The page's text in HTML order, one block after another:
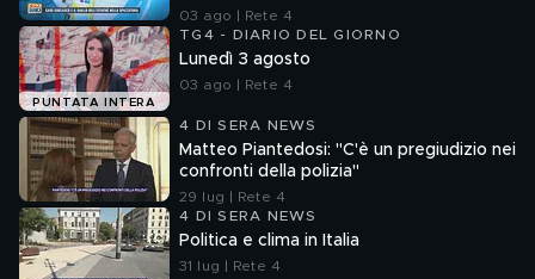
03 ago | Rete 4
PUNTATA INTERA
TG4 - DIARIO DEL GIORNO
Lunedì 3 agosto
03 ago | Rete 4
4 DI SERA NEWS
Matteo Piantedosi: "C'è un pregiudizio nei
confronti della polizia"
29 lug | Rete 4
4 DI SERA NEWS
Politica e clima in Italia
31 lug | Rete 4